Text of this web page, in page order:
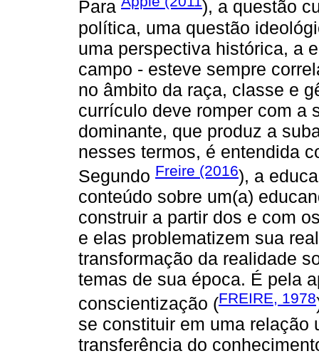
Para
), a questão
política, uma questão
uma perspectiva histórica, a
campo - esteve sempre
no âmbito da raça, classe e
currículo deve romper com a
dominante, que produz a
nesses termos, é entendida
Segundo Freire (2016), a
conteúdo sobre um(a)
construir a partir dos e com
e elas problematizem sua
transformação da realidade
temas de sua época. É pela
conscientização (FREIRE, 1978
se constituir em uma relação
transferência do